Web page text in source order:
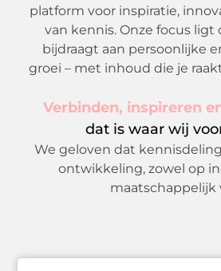
platform voor inspiratie,
van kennis. Onze focus
bijdraagt aan persoonlijke
groei – met inhoud die je
Verbinden, inspireren
dat is waar wij
We geloven dat
ontwikkeling, zowel op
maatschappelijk